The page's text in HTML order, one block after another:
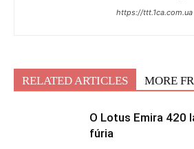
https://ttt.1ca.com.ua
RELATED ARTICLES MORE
O Lotus Emira 420
fúria